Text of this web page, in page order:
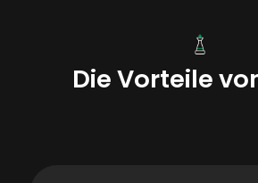
Die Vorteile